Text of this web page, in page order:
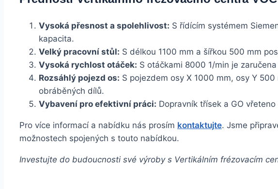
Vysoká přesnost a spolehlivost: S řídícím systémem
kapacita.
Velký pracovní stůl: S délkou 1100 mm a šířkou 500 mm
Vysoká rychlost otáček: S otáčkami 8000 1/min je
Rozsáhlý pojezd os: S pojezdem osy X 1000 mm, osy Y
obráběných dílů.
Vybavení pro efektivní práci: Dopravník třísek a GO
Pro více informací a nabídku nás prosím kontaktujte. Jsme
možnostech spojených s touto nabídkou.
Investujte do budoucnosti své výroby s Vertikálním frézovacím